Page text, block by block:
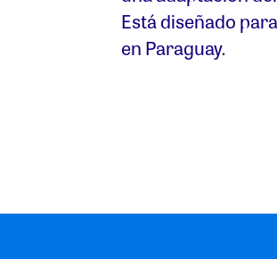
Está diseñado
en Paraguay.